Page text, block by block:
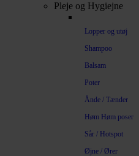
Pleje og Hygiejne
Lopper og utøj
Shampoo
Balsam
Poter
Ånde / Tænder
Høm Høm poser
Sår / Hotspot
Øjne / Ører